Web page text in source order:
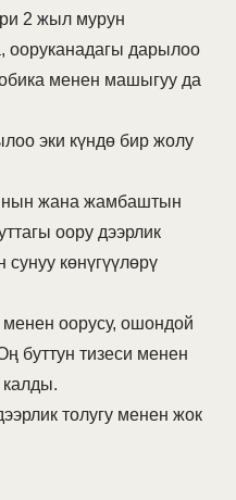
2 жыл мурун
ооруканадагы дарылоо
менен машыгуу да
эки күндө бир жолу
жана жамбаштын
оору дээрлик
көнүгүүлөрү
оорусу, ошондой
буттун тизеси менен
толугу менен жок